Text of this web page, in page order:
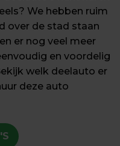
We hebben ruim
over de stad staan
er nog veel meer
en voordelig
welk deelauto er
deze auto